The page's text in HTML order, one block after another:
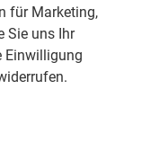
bestellen Sie
Konditionen.
Reimport
Listenpreise
für Marketing,
Sie uns Ihr
Einwilligung